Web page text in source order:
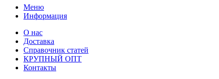
Меню
Информация
О нас
Доставка
Справочник статей
КРУПНЫЙ ОПТ
Контакты